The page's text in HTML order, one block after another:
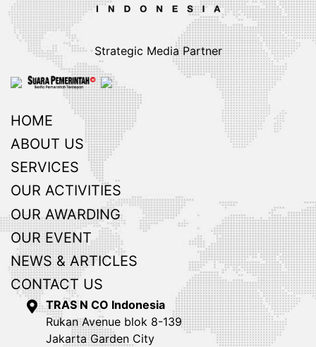
Strategic Media Partner
HOME
ABOUT US
SERVICES
OUR ACTIVITIES
OUR AWARDING
OUR EVENT
NEWS & ARTICLES
CONTACT US
TRAS N CO Indonesia
Rukan Avenue blok 8-139
Jakarta Garden City